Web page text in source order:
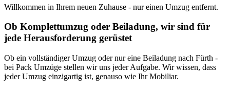
Willkommen in Ihrem neuen Zuhause - nur einen Umzug entfernt.
Ob Komplettumzug oder Beiladung, wir sind für
jede Herausforderung gerüstet
Ob ein vollständiger Umzug oder nur eine Beiladung nach Fürth -
bei Pack Umzüge stellen wir uns jeder Aufgabe. Wir wissen, dass
jeder Umzug einzigartig ist, genauso wie Ihr Mobiliar.